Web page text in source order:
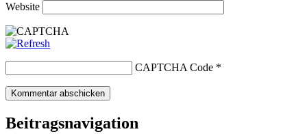
Website
CAPTCHA Code *
Beitragsnavigation